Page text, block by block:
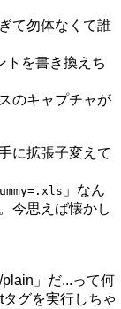
て勿体なくて誰
トを書き換えち
のキャプチャが
に拡張子変えて
」なん
今思えば懐かし
」だ...って何
グを実行しちゃ